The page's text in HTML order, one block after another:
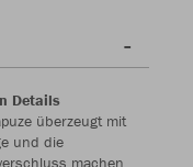
Details
überzeugt mit
und die
machen